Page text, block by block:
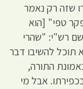
שזה רק נאמר
טפי" [הוא
רש"י: "שהרי
להשיבו דבר
התורה,
אבל מי